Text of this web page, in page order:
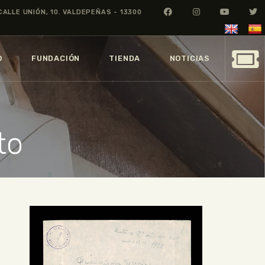
UNIÓN, 10. VALDEPEÑAS - 13300
FUNDACIÓN TIENDA NOTICIAS